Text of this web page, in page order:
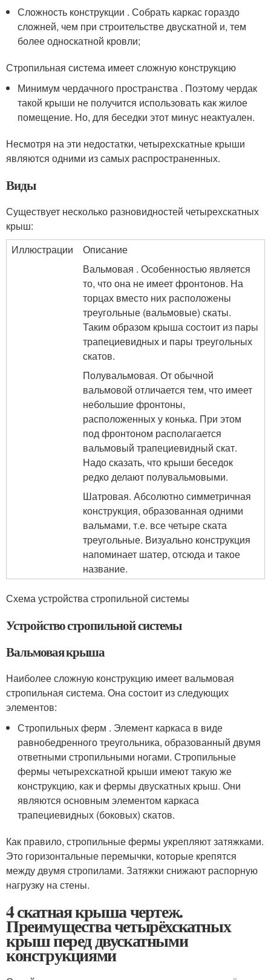
Сложность конструкции . Собрать каркас гораздо
сложней, чем при строительстве двускатной и, тем
более односкатной кровли;
Стропильная система имеет сложную конструкцию
Минимум чердачного пространства . Поэтому чердак
такой крыши не получится использовать как жилое
помещение. Но, для беседки этот минус неактуален.
Несмотря на эти недостатки, четырехскатные крыши
являются одними из самых распространенных.
Виды
Существует несколько разновидностей четырехскатных
крыш:
Иллюстрации
Описание
Вальмовая . Особенностью является
то, что она не имеет фронтонов. На
торцах вместо них расположены
треугольные (вальмовые) скаты.
Таким образом крыша состоит из пары
трапециевидных и пары треугольных
скатов.
Полувальмовая. От обычной
вальмовой отличается тем, что имеет
небольшие фронтоны,
расположенных у конька. При этом
под фронтоном располагается
вальмовый трапециевидный скат.
Надо сказать, что крыши беседок
редко делают полувальмовыми.
Шатровая. Абсолютно симметричная
конструкция, образованная одними
вальмами, т.е. все четыре ската
треугольные. Визуально конструкция
напоминает шатер, отсюда и такое
название.
Схема устройства стропильной системы
Устройство стропильной системы
Вальмовая крыша
Наиболее сложную конструкцию имеет вальмовая
стропильная система. Она состоит из следующих
элементов:
Стропильных ферм . Элемент каркаса в виде
равнобедренного треугольника, образованный двумя
ответными стропильными ногами. Стропильные
фермы четырехскатной крыши имеют такую же
конструкцию, как и фермы двускатных крыш. Они
являются основным элементом каркаса
трапециевидных (боковых) скатов.
Как правило, стропильные фермы укрепляют затяжками.
Это горизонтальные перемычки, которые крепятся
между двумя стропилами. Затяжки снижают распорную
нагрузку на стены.
4 скатная крыша чертеж.
Преимущества четырёхскатных
крыш перед двускатными
конструкциями